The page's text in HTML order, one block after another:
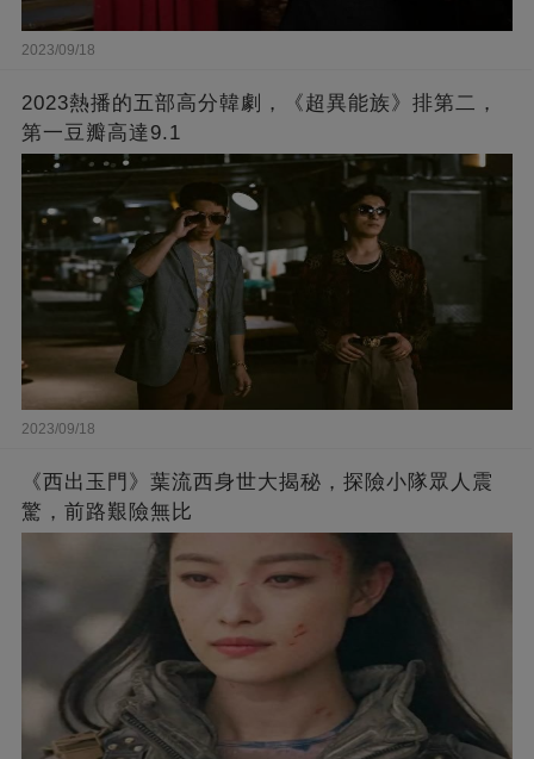
2023/09/18
2023熱播的五部高分韓劇，《超異能族》排第二，
第一豆瓣高達9.1
2023/09/18
《西出玉門》葉流西身世大揭秘，探險小隊眾人震
驚，前路艱險無比